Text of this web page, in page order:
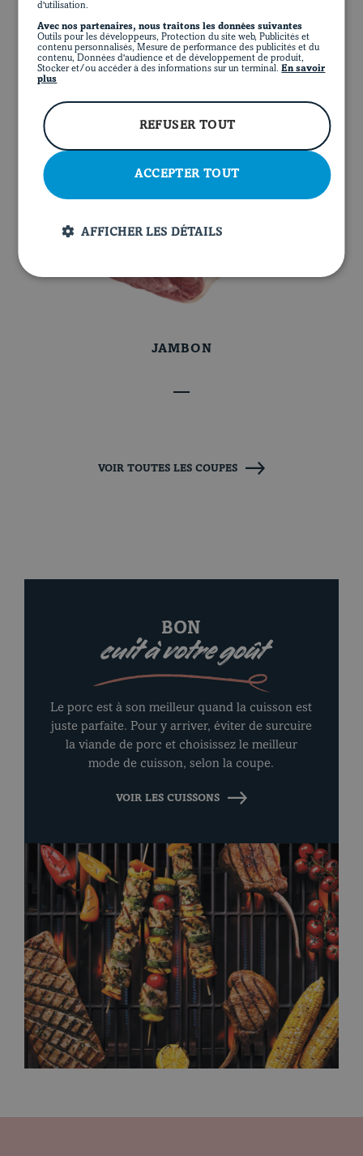
EN
FACEBOOKINSTAGRAMPINTEREST
JAMBON
VOIR TOUTES LES COUPES
BON
cuit à votre goût
Le porc est à son meilleur quand la cuisson est
juste parfaite. Pour y arriver, éviter de surcuire
la viande de porc et choisissez le meilleur
mode de cuisson, selon la coupe.
VOIR LES CUISSONS
d'utilisation.
Avec nos partenaires, nous traitons les données suivantes
Outils pour les développeurs, Protection du site web, Publicités et
contenu personnalisés, Mesure de performance des publicités et du
contenu, Données d'audience et de développement de produit,
Stocker et/ou accéder à des informations sur un terminal. En savoir
plus
ACCEPTER TOUT
REFUSER TOUT
AFFICHER LES DÉTAILS